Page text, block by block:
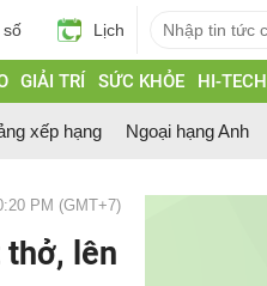
Lịch
GIẢI TRÍ SỨC KHỎE HI-TECH
xếp hạng Ngoại hạng Anh
PM (GMT+7)
thở, lên